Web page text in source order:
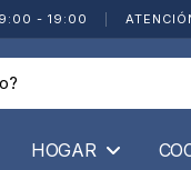
- 19:00
HOGAR